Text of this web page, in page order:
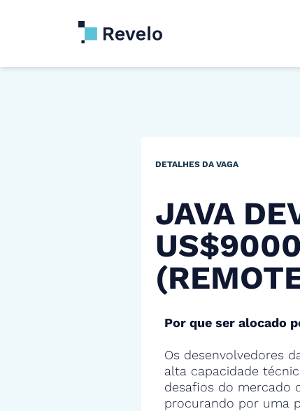
DETALHES DA VAGA
JAVA
Por que ser alocado
Os desenvolvedores
alta capacidade
desafios do mercado
procurando por uma